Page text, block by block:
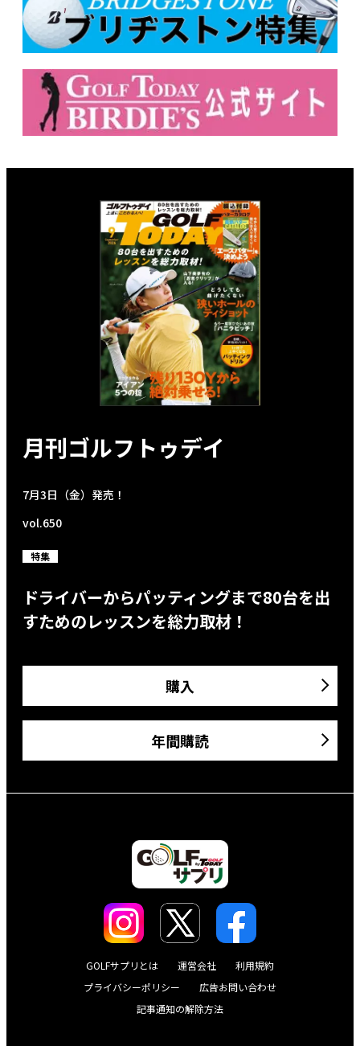
月刊ゴルフトゥデイ
7月3日（金）発売！
vol.650
特集
ドライバーからパッティングまで80台を出
すためのレッスンを総力取材！
購入
年間購読
GOLFサプリとは 運営会社
利用規約
プライバシーポリシー
広告お問い合わせ
記事通知の解除方法